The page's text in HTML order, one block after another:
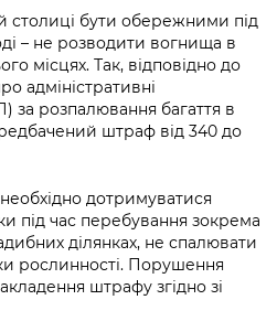
громадян
Києва
організації
спадщини
АТО
переміщених
військовій
«Відкритий
публічну
дій чи
запитів на
запит /
воєнного
coverage of
Contacts for mass
столиці бути обережними під
– не розводити вогнища в
місцях. Так, відповідно до
адміністративні
розпалювання багаття в
штраф від 340 до
дотримуватися
під час перебування зокрема
ділянках, не спалювати
рослинності. Порушення
штрафу згідно зі